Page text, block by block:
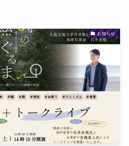
お知らせ